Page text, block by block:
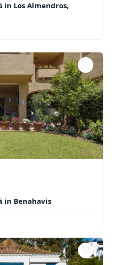
in Los Almendros,
♡
in Benahavis
♡